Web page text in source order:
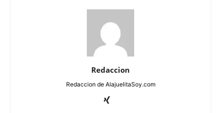
Redaccion
Redaccion de AlajuelitaSoy.com